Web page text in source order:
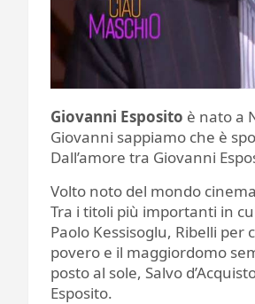
Giovanni Esposito è nato a
Giovanni sappiamo che è
Dall’amore tra Giovanni
Volto noto del mondo
Tra i titoli più importanti in
Paolo Kessisoglu, Ribelli per
povero e il maggiordomo
posto al sole, Salvo
Esposito.